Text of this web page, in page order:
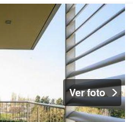
Ver foto